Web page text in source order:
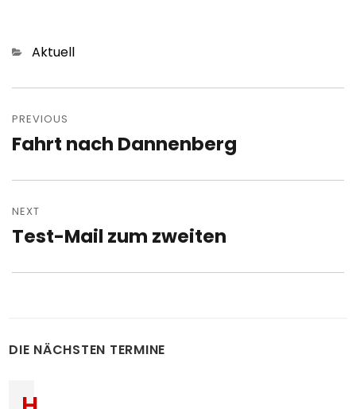
Categories
Aktuell
navigation
PREVIOUS
Previous
Fahrt nach Dannenberg
NEXT
Next
Test-Mail zum zweiten
DIE NÄCHSTEN TERMINE